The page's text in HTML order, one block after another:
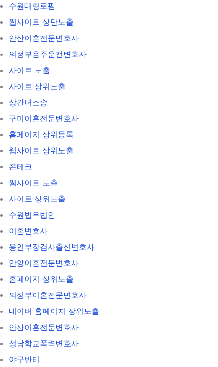
수원대형로펌
웹사이트 상단노출
안산이혼전문변호사
의정부음주운전변호사
사이트 노출
사이트 상위노출
상간녀소송
구미이혼전문변호사
홈페이지 상위등록
웹사이트 상위노출
폰테크
웹사이트 노출
사이트 상위노출
수원법무법인
이혼변호사
용인부장검사출신변호사
안양이혼전문변호사
홈페이지 상위노출
의정부이혼전문변호사
네이버 홈페이지 상위노출
안산이혼전문변호사
성남학교폭력변호사
야구반티